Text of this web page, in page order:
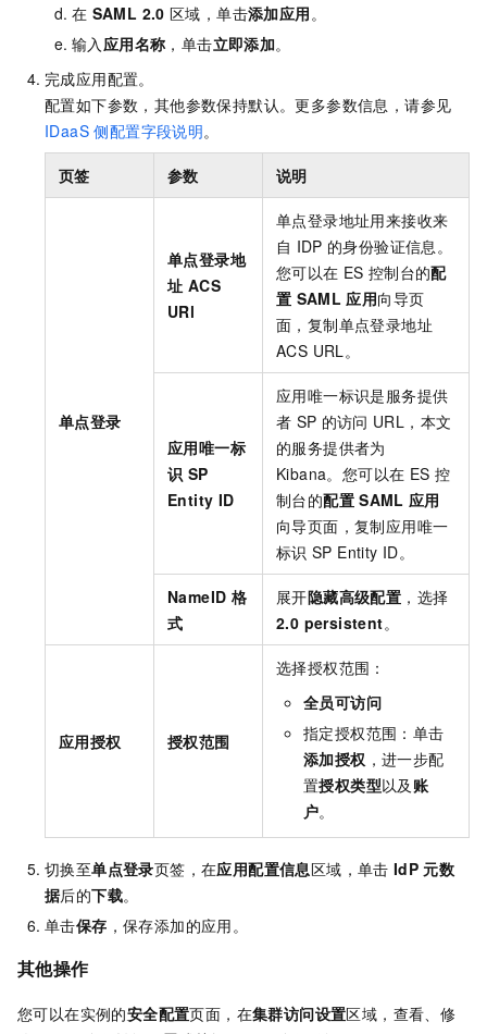
在 SAML 2.0 区域，单击添加应用 。
输入 应用名称 ，单击立即添加。
完成应用配置。
配置如下参数，其他参数保持默认。更多参数信息，请参见
IDaaS 侧配置字段说明。
页签 参数 说明
单点登录
单点登录地
址 ACS
URl
单点登录地址用来接收来
自 IDP 的身份验证信息。
您可以在 ES 控制台的配
置 SAML 应用向导页
面，复制单点登录地址
ACS URL。
应用唯一标
识 SP
Entity ID
应用唯一标识是服务提供
者 SP 的访问 URL，本文
的服务提供者为
Kibana。您可以在 ES 控
制台的配置 SAML 应用
向导页面，复制应用唯一
标识 SP Entity ID。
NameID 格
式
展开隐藏高级配置 ，选择
2.0 persistent。
应用授权 授权范围
选择授权范围：
全员可访问
指定授权范围：单击
添加授权 ，进一步配
置授权类型以及 账
户。
切换至单点登录页签，在应用配置信息区域，单击 IdP 元数
据后的下载。
单击保存 ，保存添加的应用。
其他操作
您可以在实例的安全配置页面，在集群访问设置区域，查看、修